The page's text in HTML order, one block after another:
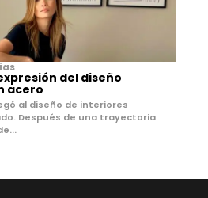
del diseño
acero
al diseño de interiores
Después de una trayectoria